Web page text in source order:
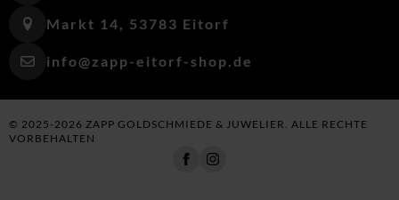
Markt 14, 53783 Eitorf
info@zapp-eitorf-shop.de
© 2025-2026 ZAPP GOLDSCHMIEDE & JUWELIER. ALLE RECHTE
VORBEHALTEN